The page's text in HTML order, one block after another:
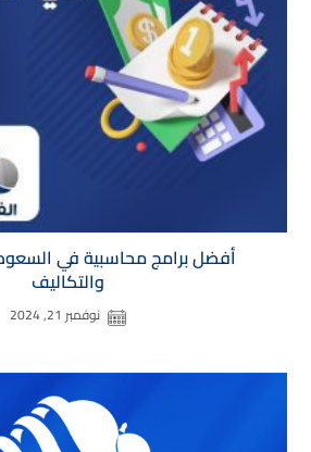
أفضل برامج محاسبية في
والتكاليف
نوفمبر 21, 2024